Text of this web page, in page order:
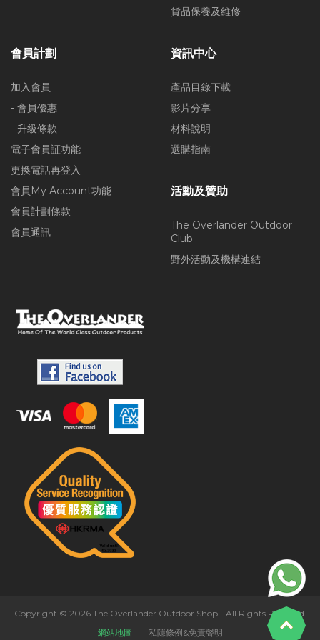
貨品保養及維修
會員計劃
加入會員
- 會員優惠
- 升級條款
電子會員証功能
更換電話再登入
會員My Account功能
會員計劃條款
會員通訊
資訊中心
產品目錄下載
影片分享
材料說明
選購指南
活動及贊助
The Overlander Outdoor
Club
野外活動及機構連結
Copyright © 2026 The Overlander Outdoor Shop - All Rights Reserved.
網站地圖
私隱條例&免責聲明